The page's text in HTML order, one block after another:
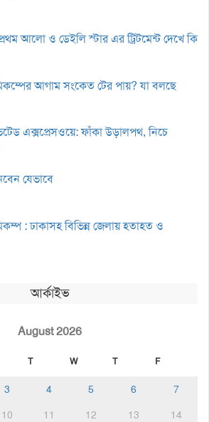
আলো ও ডেইলি স্টার এর ট্রিটমেন্ট দেখে কি
আগাম সংকেত টের পায়? যা বলছে
এক্সপ্রেসওয়ে: ফাঁকা উড়ালপথ, নিচে
যেভাবে
: ঢাকাসহ বিভিন্ন জেলায় হতাহত ও
আর্কাইভ
August 2026
T W T F
3 4 5 6
7
10 11 12 13
14